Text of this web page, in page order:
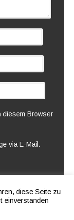
diesem Browser
via E-Mail.
diese Seite zu
einverstanden